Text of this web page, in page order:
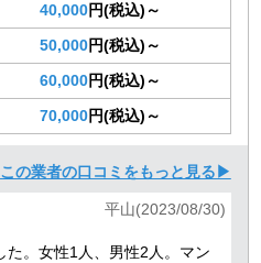
40,000円(税込)～
50,000円(税込)～
60,000円(税込)～
70,000円(税込)～
この業者の口コミをもっと見る▶
平山(2023/08/30)
た。女性1人、男性2人。マン